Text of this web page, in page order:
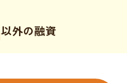
外の融資